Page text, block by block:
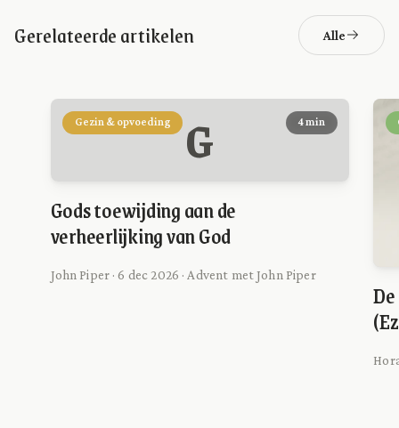
Gerelateerde artikelen Alle
G
Gezin & opvoeding 4 min
Gods toewijding aan de
verheerlijking van God
John Piper · 6 dec 2026 · Advent met John Piper